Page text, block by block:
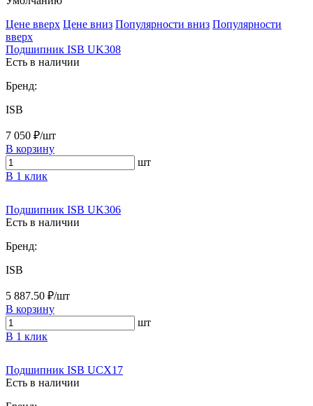
Ценe вверх Ценe вниз Популярности вниз Популярности
вверх
Подшипник ISB UK308
Есть в наличии
Бренд:
ISB
7 050 ₽/шт
В корзину
шт
В 1 клик
Подшипник ISB UK306
Есть в наличии
Бренд:
ISB
5 887.50 ₽/шт
В корзину
шт
В 1 клик
Подшипник ISB UCX17
Есть в наличии